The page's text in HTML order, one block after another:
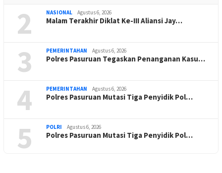
2
NASIONAL Agustus 6, 2026
Malam Terakhir Diklat Ke-III Aliansi Jay…
3 PEMERINTAHAN Agustus 6, 2026
Polres Pasuruan Tegaskan Penanganan Kasu…
4 PEMERINTAHAN Agustus 6, 2026
Polres Pasuruan Mutasi Tiga Penyidik Pol…
5 POLRI Agustus 6, 2026
Polres Pasuruan Mutasi Tiga Penyidik Pol…